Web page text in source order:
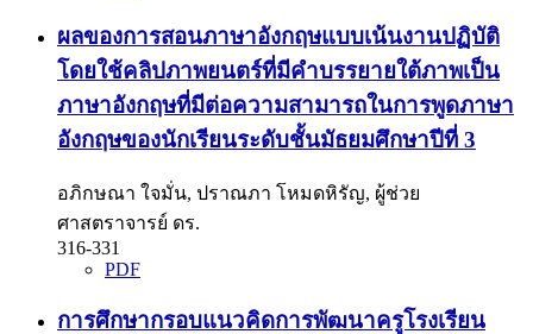
ผลของการสอนภาษาอังกฤษแบบเน้นงานปฏิบัติ
โดยใช้คลิปภาพยนตร์ที่มีคำบรรยายใต้ภาพเป็น
ภาษาอังกฤษที่มีต่อความสามารถในการพูดภาษา
อังกฤษของนักเรียนระดับชั้นมัธยมศึกษาปีที่ 3
อภิกษณา ใจมั่น, ปราณภา โหมดหิรัญ, ผู้ช่วย
ศาสตราจารย์ ดร.
316-331
PDF
การศึกษากรอบแนวคิดการพัฒนาครูโรงเรียน